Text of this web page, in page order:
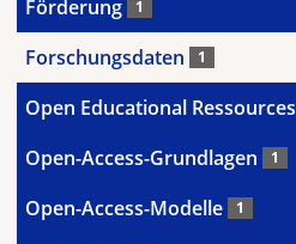
Förderung 1
Forschungsdaten 1
Open Educational Ressources
Open-Access-Grundlagen 1
Open-Access-Modelle 1